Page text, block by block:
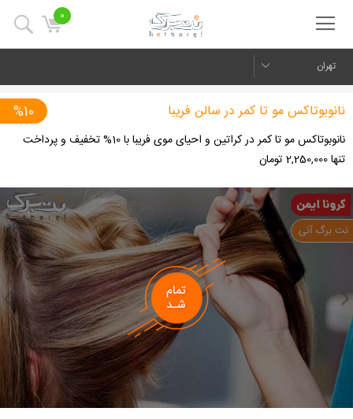
0
تهران
Next
%10 نانوبوتاکس مو تا کمر در سالن فریبا
نانوبوتاکس مو تا کمر در کراتین و احیای موی فریبا با 10% تخفیف و پرداخت
تنها 2,250,000 تومان